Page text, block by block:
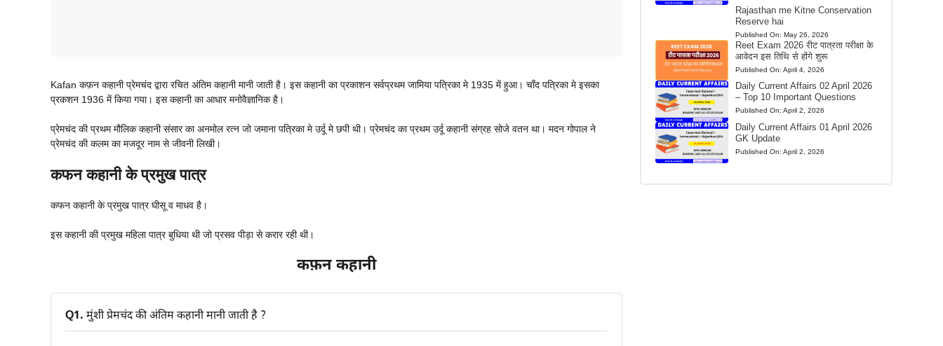
Kafan कफ़न कहानी प्रेमचंद द्वारा रचित अंतिम कहानी मानी जाती है। इस कहानी का प्रकाशन सर्वप्रथम जामिया पत्रिका मे 1935 में हुआ। चाँद पत्रिका मे इसका
प्रकशन 1936 में किया गया। इस कहानी का आधार मनोवैज्ञानिक है।
प्रेमचंद की प्रथम मौलिक कहानी संसार का अनमोल रत्न जो जमाना पत्रिका मे उर्दू मे छपी थी। प्रेमचंद का प्रथम उर्दू कहानी संग्रह सोजे वतन था। मदन गोपाल ने
प्रेमचंद की कलम का मजदूर नाम से जीवनी लिखी।
कफन कहानी के प्रमुख पात्र
कफन कहानी के प्रमुख पात्र घीसू व माधव है।
इस कहानी की प्रमुख महिला पात्र बुधिया थी जो प्रसव पीड़ा से करार रही थी।
कफ़न कहानी
Q1. मुंशी प्रेमचंद की अंतिम कहानी मानी जाती है ?
Rajasthan me Kitne Conservation
Reserve hai
Published On: May 26, 2026
Reet Exam 2026 रीट पात्रता परीक्षा के
आवेदन इस तिथि से होंगे शुरू
Published On: April 4, 2026
Daily Current Affairs 02 April 2026
– Top 10 Important Questions
Published On: April 2, 2026
Daily Current Affairs 01 April 2026
GK Update
Published On: April 2, 2026